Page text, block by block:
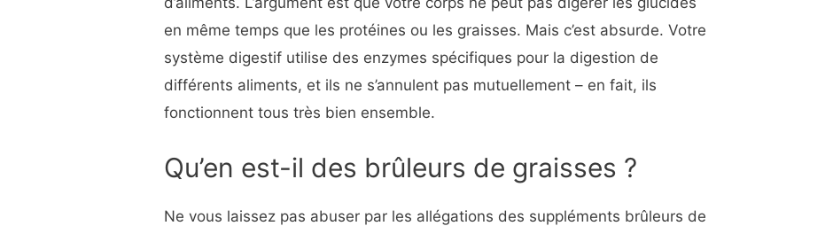
en même temps que les protéines ou les graisses. Mais c’est absurde. Votre
système digestif utilise des enzymes spécifiques pour la digestion de
différents aliments, et ils ne s’annulent pas mutuellement – en fait, ils
fonctionnent tous très bien ensemble.
Qu’en est-il des brûleurs de graisses ?
Ne vous laissez pas abuser par les allégations des suppléments brûleurs de